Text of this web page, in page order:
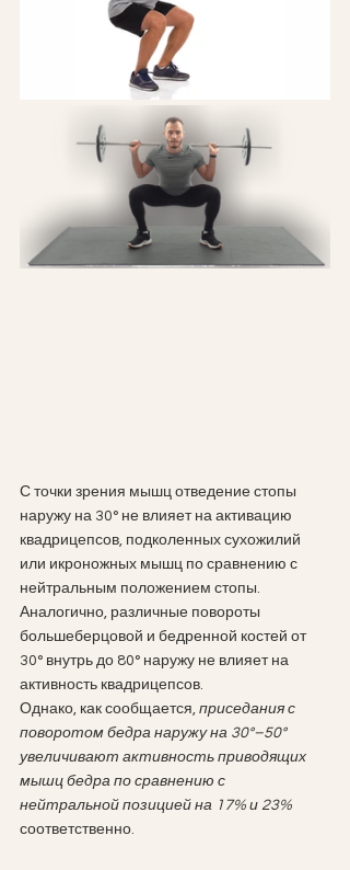
С точки зрения мышц отведение стопы
наружу на 30° не влияет на активацию
квадрицепсов, подколенных сухожилий
или икроножных мышц по сравнению с
нейтральным положением стопы.
Аналогично, различные повороты
большеберцовой и бедренной костей от
30° внутрь до 80° наружу не влияет на
активность квадрицепсов.
Однако, как сообщается, приседания с
поворотом бедра наружу на 30°–50°
увеличивают активность приводящих
мышц бедра по сравнению с
нейтральной позицией на 17% и 23%
соответственно.